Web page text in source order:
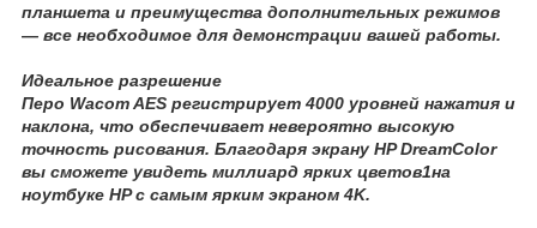
планшета и преимущества дополнительных режимов
— все необходимое для демонстрации вашей работы.
Идеальное разрешение
Перо Wacom AES регистрирует 4000 уровней нажатия и
наклона, что обеспечивает невероятно высокую
точность рисования. Благодаря экрану HP DreamColor
вы сможете увидеть миллиард ярких цветов1на
ноутбуке HP с самым ярким экраном 4K.